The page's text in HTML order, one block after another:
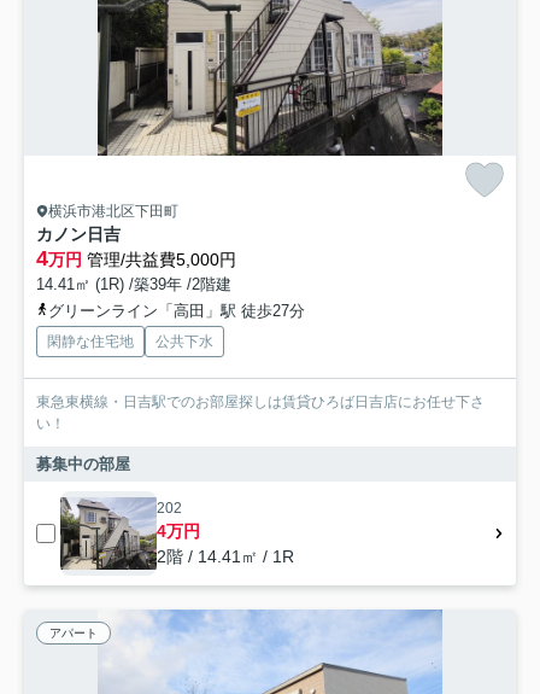
横浜市港北区下田町
カノン日吉
4万円 管理/共益費5,000円
14.41㎡ (1R) /築39年 /2階建
グリーンライン「高田」駅 徒歩27分
閑静な住宅地 公共下水
東急東横線・日吉駅でのお部屋探しは賃貸ひろば日吉店にお任せ下さ
い！
募集中の部屋
202
4万円
2階 / 14.41㎡ / 1R
アパート